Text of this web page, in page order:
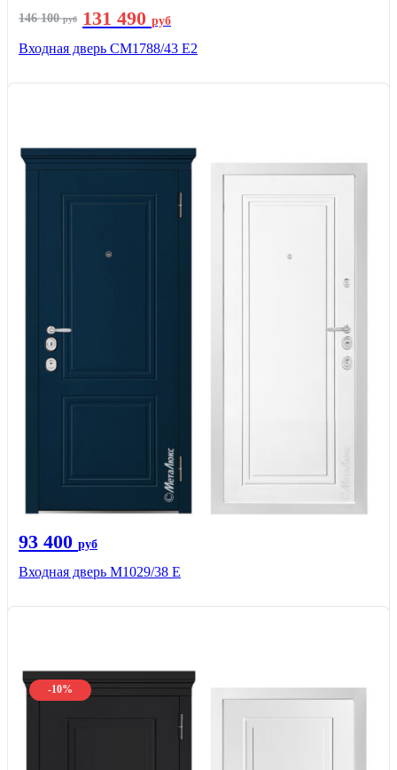
146 100руб 131 490 руб
Входная дверь СМ1788/43 E2
93 400 руб
Входная дверь М1029/38 E
-10%